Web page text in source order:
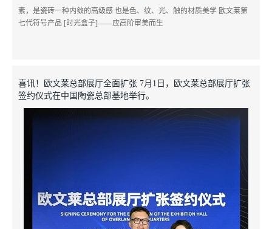
素，是瓷砖一种内敛的高级感 也是色、纹、光、触的材质美学 欧文莱第
七代符号产品 [时光盒子]——应高阶审美而生
喜讯！欧文莱总部展厅全面扩张 7月1日，欧文莱总部展厅扩张
签约仪式在中国陶瓷总部基地举行。